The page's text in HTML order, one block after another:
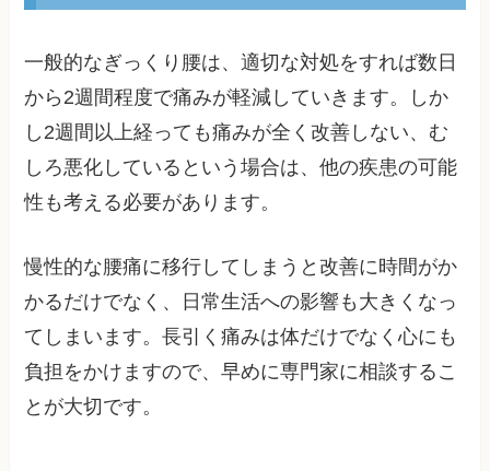
一般的なぎっくり腰は、適切な対処をすれば数日
から2週間程度で痛みが軽減していきます。しか
し2週間以上経っても痛みが全く改善しない、む
しろ悪化しているという場合は、他の疾患の可能
性も考える必要があります。
慢性的な腰痛に移行してしまうと改善に時間がか
かるだけでなく、日常生活への影響も大きくなっ
てしまいます。長引く痛みは体だけでなく心にも
負担をかけますので、早めに専門家に相談するこ
とが大切です。